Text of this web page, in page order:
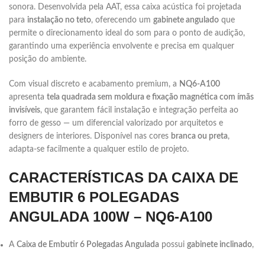
sonora. Desenvolvida pela AAT, essa caixa acústica foi projetada
para instalação no teto, oferecendo um gabinete angulado que
permite o direcionamento ideal do som para o ponto de audição,
garantindo uma experiência envolvente e precisa em qualquer
posição do ambiente.
Com visual discreto e acabamento premium, a NQ6-A100
apresenta tela quadrada sem moldura e fixação magnética com ímãs
invisíveis, que garantem fácil instalação e integração perfeita ao
forro de gesso — um diferencial valorizado por arquitetos e
designers de interiores. Disponível nas cores branca ou preta,
adapta-se facilmente a qualquer estilo de projeto.
CARACTERÍSTICAS DA CAIXA DE
EMBUTIR 6 POLEGADAS
ANGULADA 100W – NQ6-A100
A Caixa de Embutir 6 Polegadas Angulada possui gabinete inclinado,